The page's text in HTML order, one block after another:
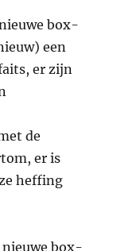
box-
een
er zijn
de
er is
heffing
nieuwe box-